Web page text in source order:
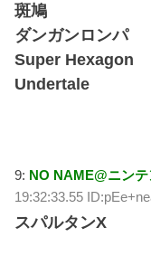
斑鳩
ダンガンロンパ
Super Hexagon
Undertale
9: NO NAME@ニン
19:32:33.55
スパルタンX